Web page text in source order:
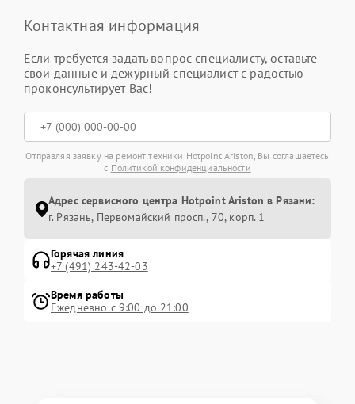
Контактная информация
Если требуется задать вопрос специалисту, оставьте
свои данные и дежурный специалист с радостью
проконсультирует Вас!
Отправляя заявку на ремонт техники Hotpoint Ariston, Вы соглашаетесь
с Политикой конфиденциальности
Адрес сервисного центра Hotpoint Ariston в Рязани:
г. Рязань, Первомайский просп., 70, корп. 1
Горячая линия
+7 (491) 243-42-03
Время работы
Ежедневно с 9:00 до 21:00